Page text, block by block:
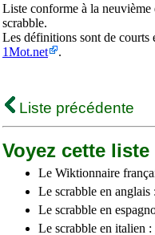
Liste conforme à la
scrabble.
Les définitions sont de courts
1Mot.net
.
Liste précédente
Voyez cette
Le Wiktionnaire
Le scrabble en anglais :
Le scrabble en
Le scrabble en italien :